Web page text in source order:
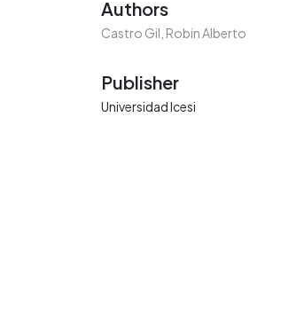
Authors
Castro Gil, Robin Alberto
Publisher
Universidad Icesi